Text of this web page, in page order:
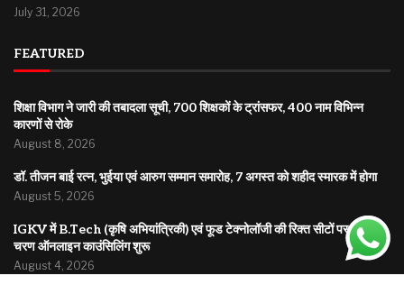
July 31, 2026
FEATURED
शिक्षा विभाग ने जारी की तबादला सूची, 700 शिक्षकों के ट्रांसफर, 400 नाम विभिन्न
कारणों से रोके
August 8, 2026
डॉ. तीजन बाई रत्न, भुईया एवं आरुग सम्मान समारोह, 7 अगस्त को शहीद स्मारक में होगा
August 5, 2026
IGKV में B.Tech (कृषि अभियांत्रिकी) एवं फूड टेक्नोलॉजी की रिक्त सीटों पर द्वितीय
चरण ऑनलाइन काउंसिलिंग शुरू
August 4, 2026